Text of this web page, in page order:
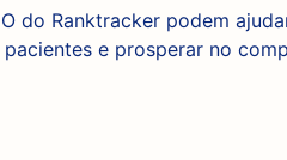
do Ranktracker podem
e prosperar no